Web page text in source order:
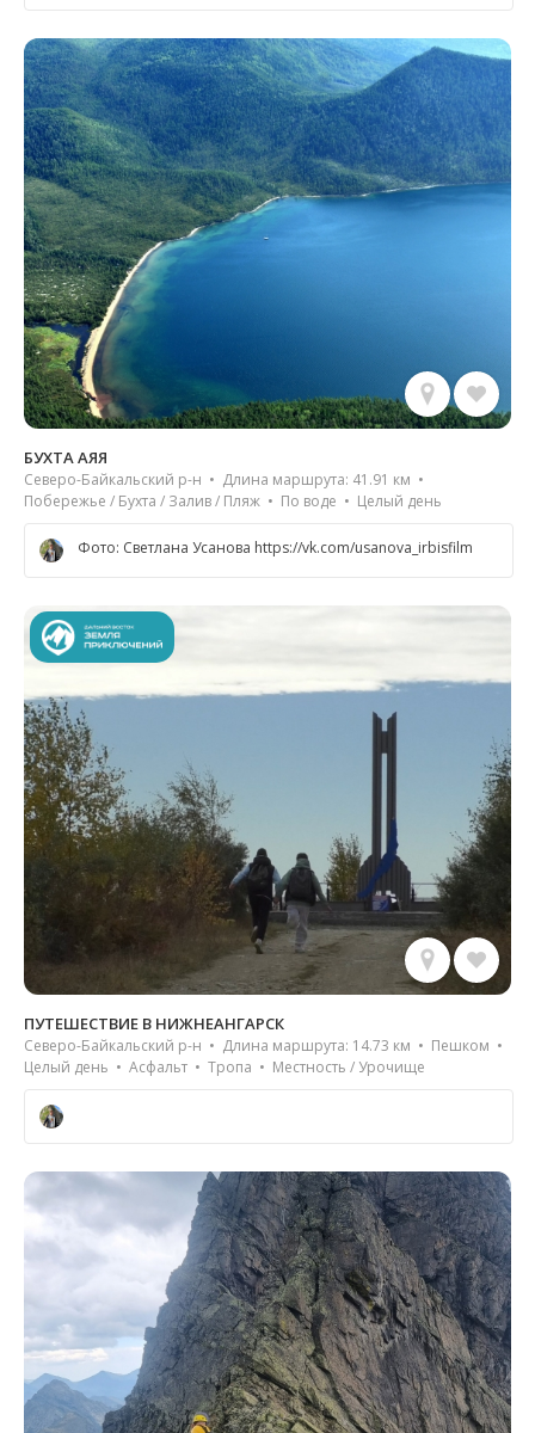
БУХТА АЯЯ
Северо-Байкальский р-н • Длина маршрута: 41.91 км •
Побережье / Бухта / Залив / Пляж • По воде • Целый день
Фото: Светлана Усанова https://vk.com/usanova_irbisfilm
ПУТЕШЕСТВИЕ В НИЖНЕАНГАРСК
Северо-Байкальский р-н • Длина маршрута: 14.73 км • Пешком •
Целый день • Асфальт • Тропа • Местность / Урочище